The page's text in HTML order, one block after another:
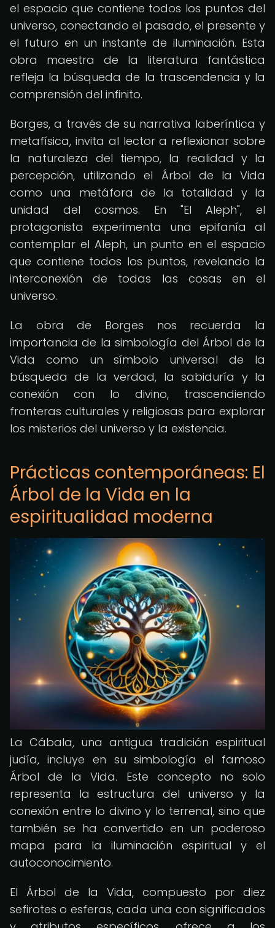
el espacio que contiene todos los puntos del
universo, conectando el pasado, el presente y
el futuro en un instante de iluminación. Esta
obra maestra de la literatura fantástica
refleja la búsqueda de la trascendencia y la
comprensión del infinito.
Borges, a través de su narrativa laberíntica y
metafísica, invita al lector a reflexionar sobre
la naturaleza del tiempo, la realidad y la
percepción, utilizando el Árbol de la Vida
como una metáfora de la totalidad y la
unidad del cosmos. En "El Aleph", el
protagonista experimenta una epifanía al
contemplar el Aleph, un punto en el espacio
que contiene todos los puntos, revelando la
interconexión de todas las cosas en el
universo.
La obra de Borges nos recuerda la
importancia de la simbología del Árbol de la
Vida como un símbolo universal de la
búsqueda de la verdad, la sabiduría y la
conexión con lo divino, trascendiendo
fronteras culturales y religiosas para explorar
los misterios del universo y la existencia.
Prácticas contemporáneas: El
Árbol de la Vida en la
espiritualidad moderna
La Cábala, una antigua tradición espiritual
judía, incluye en su simbología el famoso
Árbol de la Vida. Este concepto no solo
representa la estructura del universo y la
conexión entre lo divino y lo terrenal, sino que
también se ha convertido en un poderoso
mapa para la iluminación espiritual y el
autoconocimiento.
El Árbol de la Vida, compuesto por diez
sefirotes o esferas, cada una con significados